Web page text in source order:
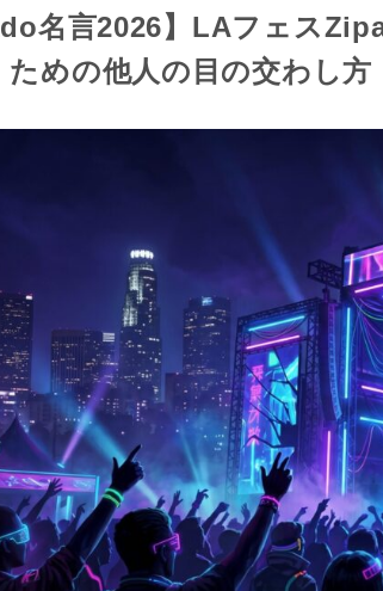
名言2026】LAフェス
ための他人の目の交わし方